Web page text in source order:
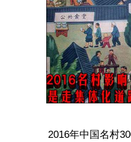
2016年中国名村